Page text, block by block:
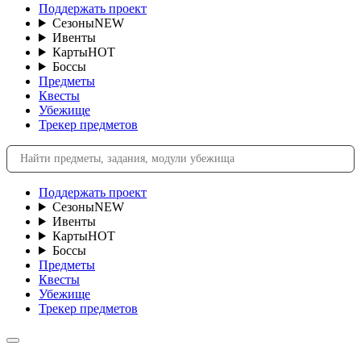
Поддержать проект
СезоныNEW
Ивенты
КартыHOT
Боссы
Предметы
Квесты
Убежище
Трекер предметов
Поддержать проект
СезоныNEW
Ивенты
КартыHOT
Боссы
Предметы
Квесты
Убежище
Трекер предметов